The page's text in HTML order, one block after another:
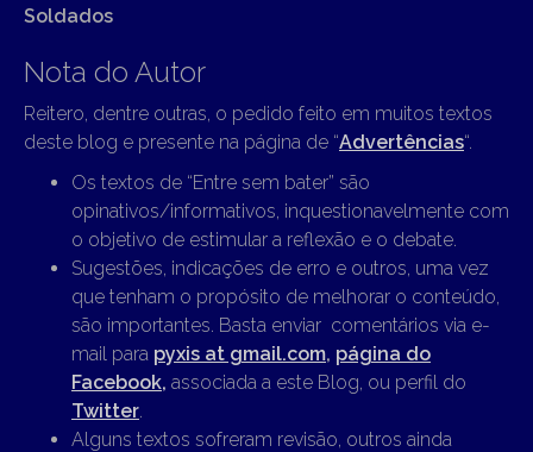
Soldados
Nota do Autor
Reitero, dentre outras, o pedido feito em muitos textos
deste blog e presente na página de “Advertências“.
Os textos de “Entre sem bater” são
opinativos/informativos, inquestionavelmente com
o objetivo de estimular a reflexão e o debate.
Sugestões, indicações de erro e outros, uma vez
que tenham o propósito de melhorar o conteúdo,
são importantes. Basta enviar comentários via e-
mail para pyxis at gmail.com, página do
Facebook, associada a este Blog, ou perfil do
Twitter.
Alguns textos sofreram revisão, outros ainda